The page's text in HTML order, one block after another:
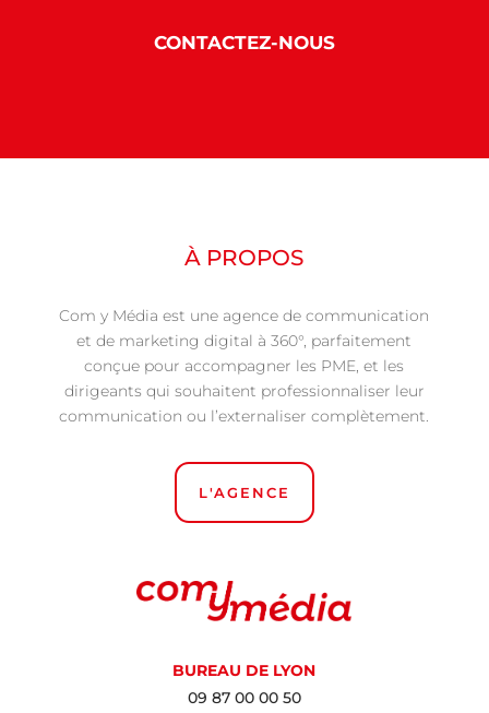
CONTACTEZ-NOUS
À PROPOS
Com y Média est une agence de communication
et de marketing digital à 360°, parfaitement
conçue pour accompagner les PME, et les
dirigeants qui souhaitent professionnaliser leur
communication ou l’externaliser complètement.
L'AGENCE
BUREAU DE LYON
09 87 00 00 50